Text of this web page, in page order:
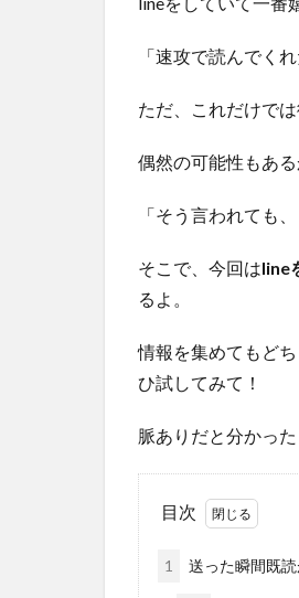
「速攻で読んでく
ただ、これだけで
偶然の可能性もあ
「そう言われても
そこで、今回はline
るよ。
情報を集めてもど
ひ試してみて！
脈ありだと分かっ
目次
1 送った瞬間既